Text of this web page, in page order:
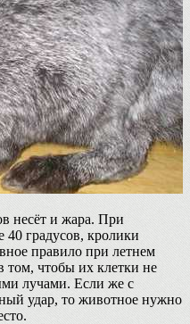
несёт и жара. При
градусов, кролики
правило при летнем
том, чтобы их клетки не
лучами. Если же с
удар, то животное нужно